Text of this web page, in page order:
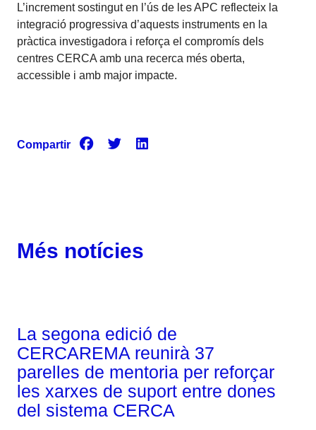
L’increment sostingut en l’ús de les APC reflecteix la
integració progressiva d’aquests instruments en la
pràctica investigadora i reforça el compromís dels
centres CERCA amb una recerca més oberta,
accessible i amb major impacte.
Compartir
Més notícies
La segona edició de
CERCAREMA reunirà 37
parelles de mentoria per reforçar
les xarxes de suport entre dones
del sistema CERCA